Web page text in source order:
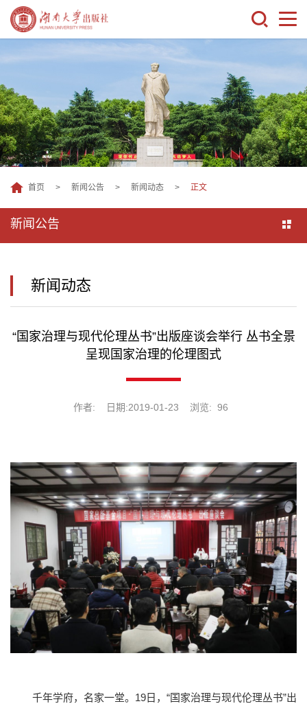
首页 > 新闻公告 > 新闻动态 > 正文
新闻公告
新闻动态
“国家治理与现代伦理丛书”出版座谈会举行 丛书全景
呈现国家治理的伦理图式
作者: 日期:2019-01-23 浏览: 96
千年学府，名家一堂。19日，“国家治理与现代伦理丛书”出